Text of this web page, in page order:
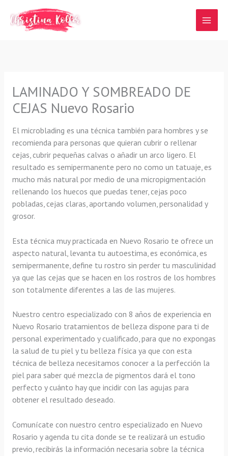
contenido
LAMINADO Y SOMBREADO DE
CEJAS Nuevo Rosario
El microblading es una técnica también para hombres y se
recomienda para personas que quieran cubrir o rellenar
cejas, cubrir pequeñas calvas o añadir un arco ligero. El
resultado es semipermanente pero no como un tatuaje, es
mucho más natural por medio de una micropigmentación
rellenando los huecos que puedas tener, cejas poco
pobladas, cejas claras, aportando volumen, personalidad y
grosor.
Esta técnica muy practicada en Nuevo Rosario te ofrece un
aspecto natural, levanta tu autoestima, es económica, es
semipermanente, define tu rostro sin perder tu masculinidad
ya que las cejas que se hacen en los rostros de los hombres
son totalmente diferentes a las de las mujeres.
Nuestro centro especializado con 8 años de experiencia en
Nuevo Rosario tratamientos de belleza dispone para ti de
personal experimentado y cualificado, para que no expongas
la salud de tu piel y tu belleza física ya que con esta
técnica de belleza necesitamos conocer a la perfección la
piel para saber qué mezcla de pigmentos dará el tono
perfecto y cuánto hay que incidir con las agujas para
obtener el resultado deseado.
Comunícate con nuestro centro especializado en Nuevo
Rosario y agenda tu cita donde se te realizará un estudio
previo, recibirás la información necesaria sobre la técnica